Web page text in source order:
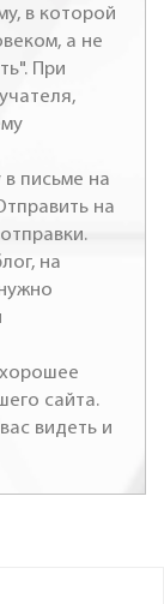
в которой
а не
При
письме на
на
на
сайта.
видеть и